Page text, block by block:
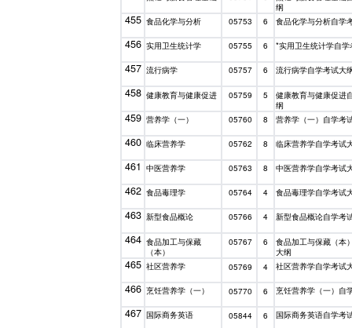
纲
455 食品化学与分析 05753 6 食品化学与分析自学
456 实用卫生统计学 05755 6 *实用卫生统计学自
457 流行病学 05757 6 流行病学自学考试大
458 健康教育与健康促进 05759 5
健康教育与健康促进
纲
459 营养学（一） 05760 8 营养学（一）自学考
460 临床营养学 05762 8 临床营养学自学考试
461 中医营养学 05763 8 中医营养学自学考试
462 食品毒理学 05764 4 食品毒理学自学考试
463 新型食品概论 05766 4 新型食品概论自学考
464 食品加工与保藏
（本）
05767 6
食品加工与保藏（本
大纲
465 社区营养学 05769 4 社区营养学自学考试
466 烹饪营养学（一） 05770 6 烹饪营养学（一）自
467 国际商务英语 05844 6 国际商务英语自学考